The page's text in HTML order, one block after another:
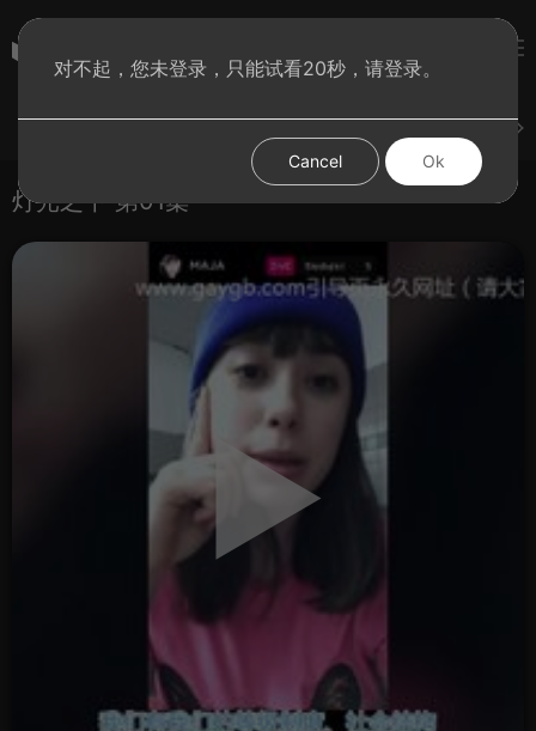
灯光之下 第01集
对不起，您未登录，只能试看20秒，请登录。
Cancel Ok